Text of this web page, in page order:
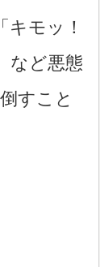
モッ！
など悪態
すこと